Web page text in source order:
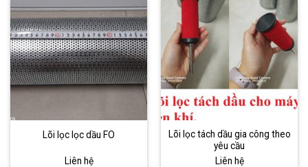
Lõi lọc lọc dầu FO
Liên hệ
Lõi lọc tách dầu gia công theo
yêu cầu
Liên hệ